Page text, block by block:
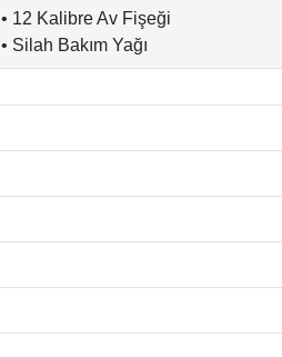
• 12 Kalibre Av Fişeği
• Silah Bakım Yağı